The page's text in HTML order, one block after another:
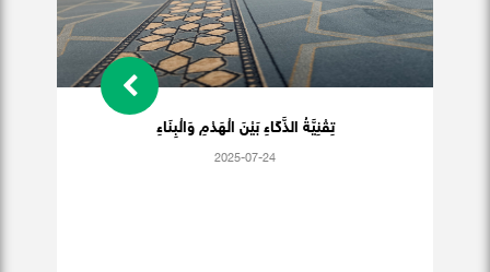
تِقْنِيَّةُ الذَّكَاءِ بَيْنَ الْهَدْمِ وَالْبِنَاءِ
2025-07-24